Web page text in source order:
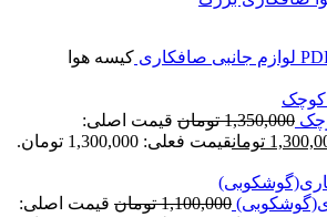
لوازم جانبی صافکاری کیسه هوا
1,350,000 تومان قیمت اصلی:
تومانقیمت فعلی: 1,300,000 تومان.
1,100,000 تومان قیمت اصلی: